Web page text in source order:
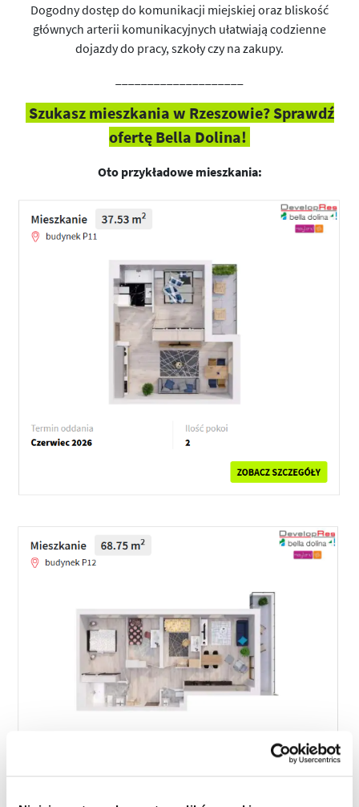
Dogodny dostęp do komunikacji miejskiej oraz bliskość
głównych arterii komunikacyjnych ułatwiają codzienne
dojazdy do pracy, szkoły czy na zakupy.
Szukasz mieszkania w Rzeszowie? Sprawdź
ofertę Bella Dolina!
Oto przykładowe mieszkania: